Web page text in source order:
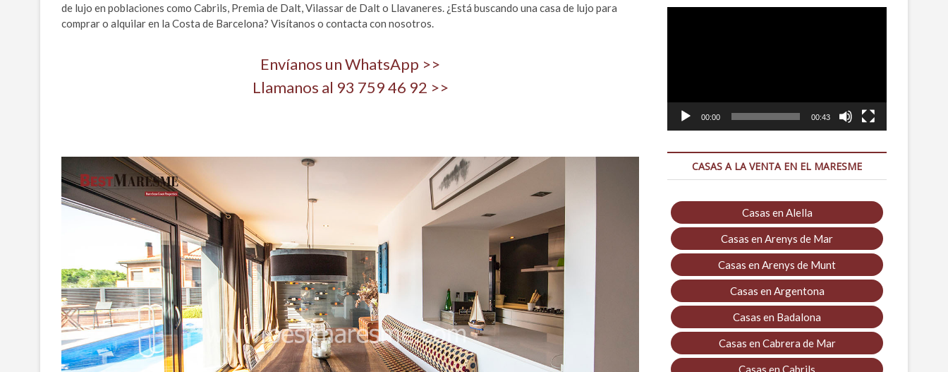
de lujo en poblaciones como Cabrils, Premia de Dalt, Vilassar de Dalt o Llavaneres. ¿Está buscando una casa de lujo para
comprar o alquilar en la Costa de Barcelona? Visítanos o contacta con nosotros.
Envíanos un WhatsApp >>
Llamanos al 93 759 46 92 >>
00:00 00:43
CASAS A LA VENTA EN EL MARESME
Casas en Alella
Casas en Arenys de Mar
Casas en Arenys de Munt
Casas en Argentona
Casas en Badalona
Casas en Cabrera de Mar
Casas en Cabrils